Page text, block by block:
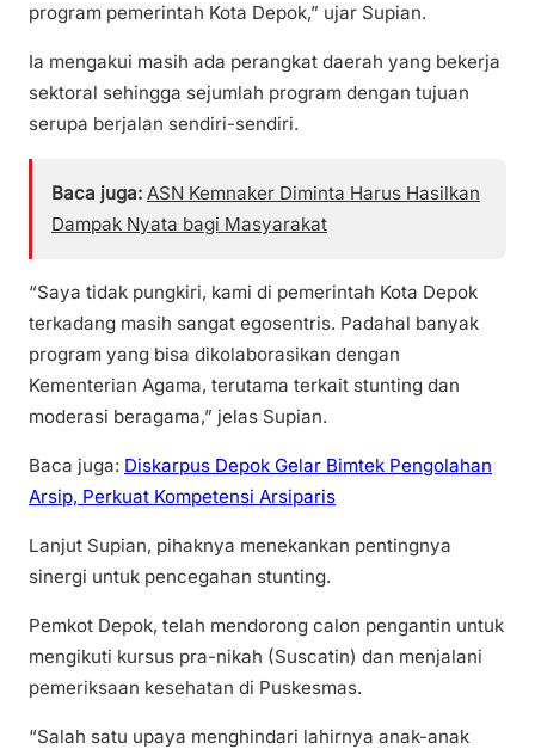
program pemerintah Kota Depok,” ujar Supian.
Ia mengakui masih ada perangkat daerah yang bekerja
sektoral sehingga sejumlah program dengan tujuan
serupa berjalan sendiri-sendiri.
Baca juga: ASN Kemnaker Diminta Harus Hasilkan
Dampak Nyata bagi Masyarakat
“Saya tidak pungkiri, kami di pemerintah Kota Depok
terkadang masih sangat egosentris. Padahal banyak
program yang bisa dikolaborasikan dengan
Kementerian Agama, terutama terkait stunting dan
moderasi beragama,” jelas Supian.
Baca juga: Diskarpus Depok Gelar Bimtek Pengolahan
Arsip, Perkuat Kompetensi Arsiparis
Lanjut Supian, pihaknya menekankan pentingnya
sinergi untuk pencegahan stunting.
Pemkot Depok, telah mendorong calon pengantin untuk
mengikuti kursus pra-nikah (Suscatin) dan menjalani
pemeriksaan kesehatan di Puskesmas.
“Salah satu upaya menghindari lahirnya anak-anak